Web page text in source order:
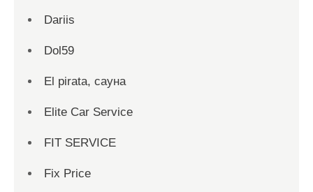
Dariis
Dol59
El pirata, сауна
Elite Car Service
FIT SERVICE
Fix Price